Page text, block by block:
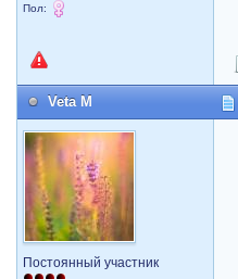
Пол:
Veta M
Постоянный участник